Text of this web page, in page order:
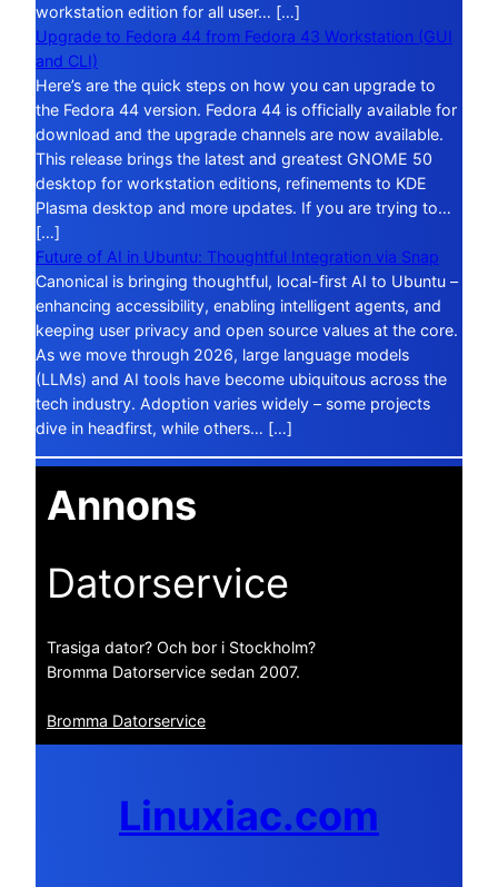
workstation edition for all user… […]
Upgrade to Fedora 44 from Fedora 43 Workstation (GUI
and CLI)
Here’s are the quick steps on how you can upgrade to
the Fedora 44 version. Fedora 44 is officially available for
download and the upgrade channels are now available.
This release brings the latest and greatest GNOME 50
desktop for workstation editions, refinements to KDE
Plasma desktop and more updates. If you are trying to…
[…]
Future of AI in Ubuntu: Thoughtful Integration via Snap
Canonical is bringing thoughtful, local-first AI to Ubuntu –
enhancing accessibility, enabling intelligent agents, and
keeping user privacy and open source values at the core.
As we move through 2026, large language models
(LLMs) and AI tools have become ubiquitous across the
tech industry. Adoption varies widely – some projects
dive in headfirst, while others… […]
Annons
Datorservice
Trasiga dator? Och bor i Stockholm?
Bromma Datorservice sedan 2007.
Bromma Datorservice
Linuxiac.com